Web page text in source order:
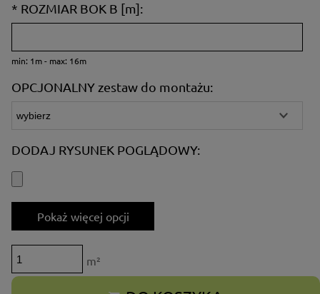
* ROZMIAR BOK B [m]:
min: 1m - max: 16m
OPCJONALNY zestaw do montażu:
DODAJ RYSUNEK POGLĄDOWY:
Pokaż więcej opcji
m²